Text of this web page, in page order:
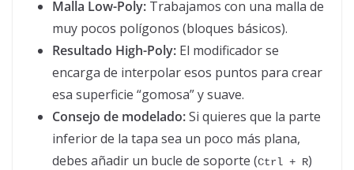
Malla Low-Poly: Trabajamos con una malla de
muy pocos polígonos (bloques básicos).
Resultado High-Poly: El modificador se
encarga de interpolar esos puntos para crear
esa superficie “gomosa” y suave.
Consejo de modelado:Si quieres que la parte
inferior de la tapa sea un poco más plana,
debes añadir un bucle de soporte (Ctrl + R)